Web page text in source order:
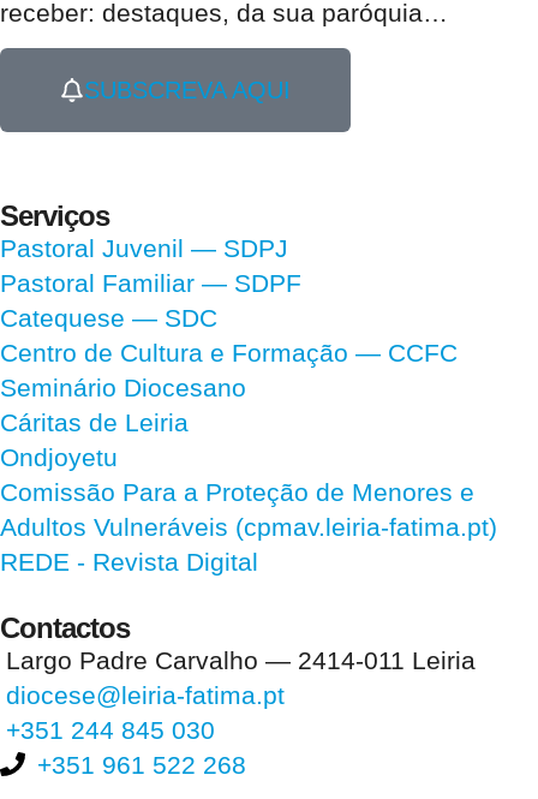
receber: destaques, da sua paróquia…
SUBSCREVA AQUI
Serviços
Pastoral Juvenil — SDPJ
Pastoral Familiar — SDPF
Catequese — SDC
Centro de Cultura e Formação — CCFC
Seminário Diocesano
Cáritas de Leiria
Ondjoyetu
Comissão Para a Proteção de Menores e
Adultos Vulneráveis (cpmav.leiria-fatima.pt)
REDE - Revista Digital
Contactos
Largo Padre Carvalho — 2414-011 Leiria
diocese@leiria-fatima.pt
+351 244 845 030
+351 961 522 268